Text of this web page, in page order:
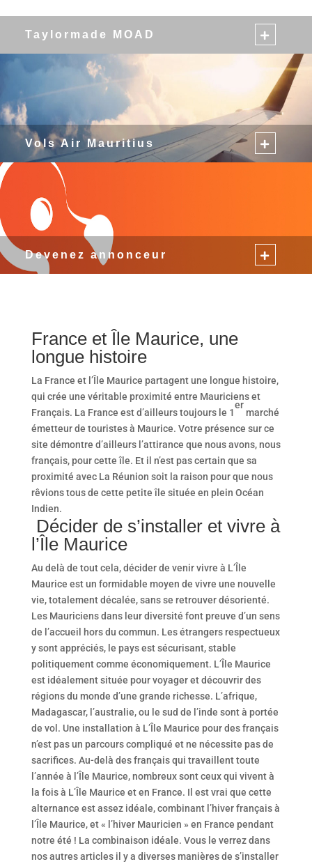
Taylormade MOAD
Vols Air Mauritius
Devenez annonceur
France et Île Maurice, une
longue histoire
La France et l’Île Maurice partagent une longue histoire,
qui crée une véritable proximité entre Mauriciens et
Français. La France est d’ailleurs toujours le 1
er
marché
émetteur de touristes à Maurice. Votre présence sur ce
site démontre d’ailleurs l’attirance que nous avons, nous
français, pour cette île. Et il n’est pas certain que sa
proximité avec La Réunion soit la raison pour que nous
rêvions tous de cette petite île située en plein Océan
Indien.
Décider de s’installer et vivre à
l’Île Maurice
Au delà de tout cela, décider de venir vivre à L’Île
Maurice est un formidable moyen de vivre une nouvelle
vie, totalement décalée, sans se retrouver désorienté.
Les Mauriciens dans leur diversité font preuve d’un sens
de l’accueil hors du commun. Les étrangers respectueux
y sont appréciés, le pays est sécurisant, stable
politiquement comme économiquement. L’Île Maurice
est idéalement située pour voyager et découvrir des
régions du monde d’une grande richesse. L’afrique,
Madagascar, l’australie, ou le sud de l’inde sont à portée
de vol. Une installation à L’Île Maurice pour des français
n’est pas un parcours compliqué et ne nécessite pas de
sacrifices. Au-delà des français qui travaillent toute
l’année à l’Île Maurice, nombreux sont ceux qui vivent à
la fois à L’Île Maurice et en France. Il est vrai que cette
alternance est assez idéale, combinant l’hiver français à
l’Île Maurice, et « l’hiver Mauricien » en France pendant
notre été ! La combinaison idéale. Vous le verrez dans
nos autres articles il y a diverses manières de s’installer